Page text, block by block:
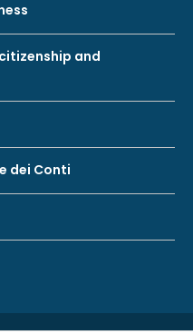
and
dei Conti